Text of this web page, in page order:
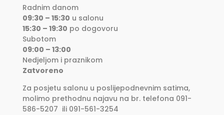
Radnim danom
09:30 – 15:30 u salonu
15:30 – 19:30 po dogovoru
Subotom
09:00 – 13:00
Nedjeljom i praznikom
Zatvoreno
Za posjetu salonu u poslijepodnevnim satima,
molimo prethodnu najavu na br. telefona 091-
586-5207 ili 091-561-3254